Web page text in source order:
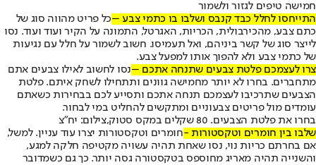
חמישה טיפים לגזור ולשמור
התייחסו לחלל כבד קנבס ושלבו בו כתמי צבע –כל פריט מהווה סוג של
כתם צבע, מהכירבולית, הכריות, האגרטל, התמונה על הקיר ועוד ועוד. נסו
לייצר סוג של קשר ביניהם, ואל תעמיסו. חשוב לשמור על חלל עם נגיעות
של כתמי צבע ולא להפוך אותו למפעל צבע.
צרו לעצמכם פלטת צבעים שתנחה אתכם –נסו לחשוב לאילו צבעים אתם
מתחברים. בחרו לא יותר מחמישה גוונים ותתחילו לשחק איתם. פלטת
הצבעים שתרכיבו לעצמכם תנחה אתכם ותסייע לכם בבחירות כשאתם
עומדים מול פריטים צבעוניים ומתקשים להחליט במי לבחור.
בחרו את פלטת הצבעים. 80 שקלים במקס סטוק,צילום: יח"צ
שלבו בין חומרים וטקסטורות -חומרים וטקסטורות יצרו עוד עניין. למשל,
אם בחרתם כריות נוי, נסו שאחת תהיה עשויה מקטיפה חלקה למגע,
והשנייה תהיה מאריג מחוספס בטקסטורה גסה יותר. כך גם כשמדובר